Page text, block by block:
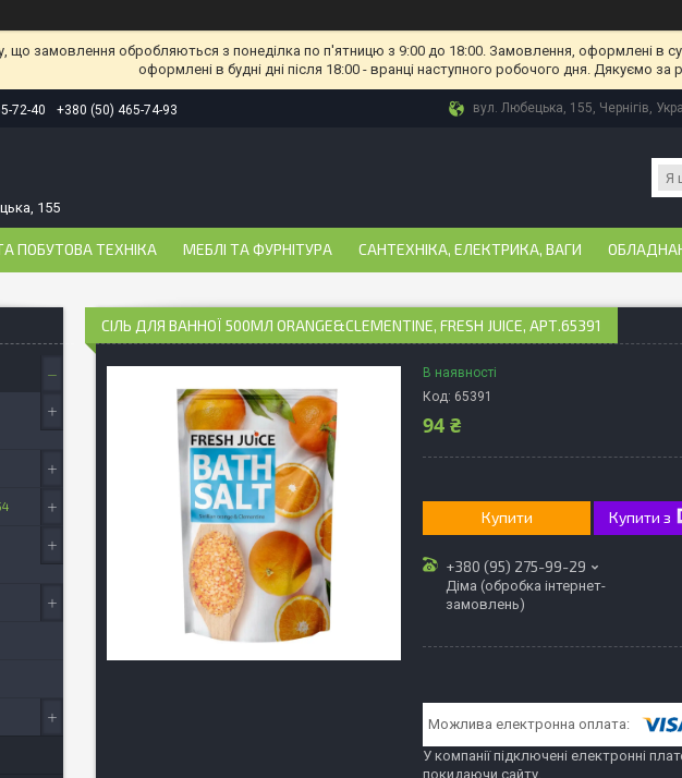
що замовлення обробляються з понеділка по п'ятницю з 9:00 до 18:00. Замовлення, оформлені в
оформлені в будні дні після 18:00 - вранці наступного робочого дня. Дякуємо за
72-40 +380 (50) 465-74-93 вул. Любецька, 155, Чернігів,
155
ПОБУТОВА ТЕХНІКА МЕБЛІ ТА ФУРНІТУРА САНТЕХНІКА, ЕЛЕКТРИКА, ВАГИ
СІЛЬ ДЛЯ ВАННОЇ 500МЛ ORANGE&CLEMENTINE, FRESH JUICE, АРТ.65391
В наявності
Код: 65391
94 ₴
Купити Купити з
+380 (95) 275-99-29
Діма (обробка інтернет-
замовлень)
У компанії підключені електронні
покидаючи сайту.